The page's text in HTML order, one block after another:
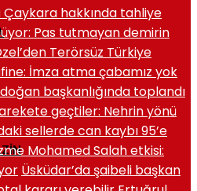
Çaykara hakkında tahliye
Pas tutmayan demirin
Terörsüz Türkiye
İmza atma çabamız yok
başkanlığında toplandı
geçtiler: Nehrin yönü
sellerde can kaybı 95’e
Mohamed Salah etkisi:
Üsküdar’da şaibeli başkan